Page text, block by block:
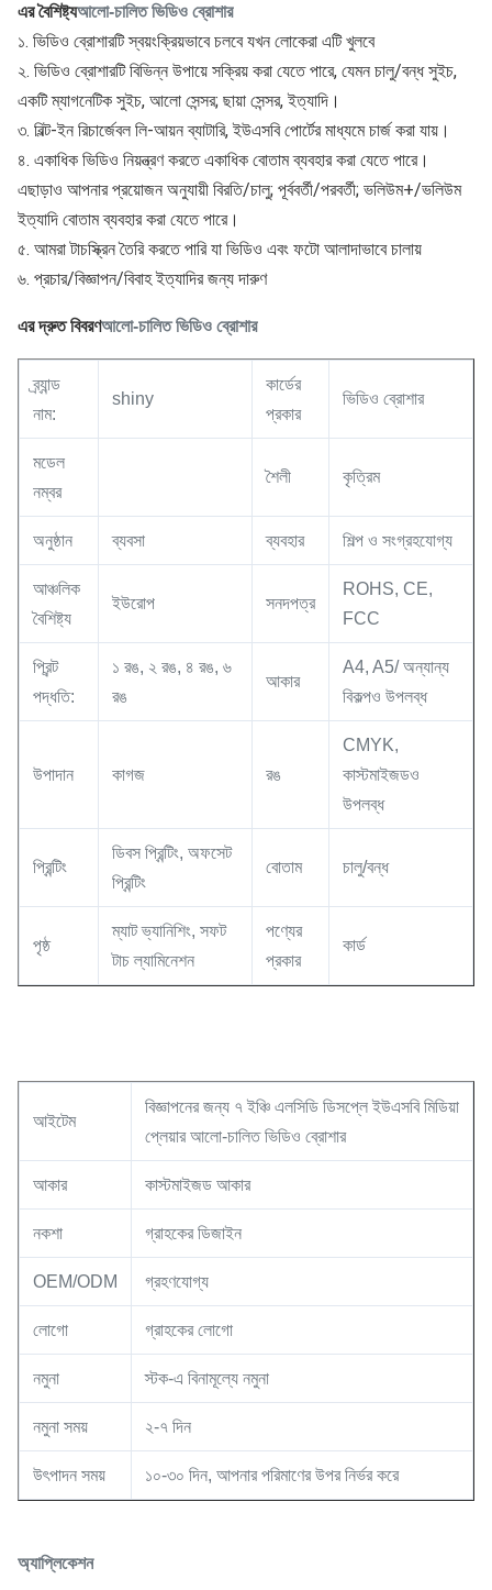
এর বৈশিষ্ট্যআলো-চালিত ভিডিও ব্রোশার
১. ভিডিও ব্রোশারটি স্বয়ংক্রিয়ভাবে চলবে যখন লোকেরা এটি খুলবে
২. ভিডিও ব্রোশারটি বিভিন্ন উপায়ে সক্রিয় করা যেতে পারে, যেমন চালু/বন্ধ সুইচ,
একটি ম্যাগনেটিক সুইচ, আলো সেন্সর; ছায়া সেন্সর, ইত্যাদি।
৩. বিল্ট-ইন রিচার্জেবল লি-আয়ন ব্যাটারি, ইউএসবি পোর্টের মাধ্যমে চার্জ করা যায়।
৪. একাধিক ভিডিও নিয়ন্ত্রণ করতে একাধিক বোতাম ব্যবহার করা যেতে পারে।
এছাড়াও আপনার প্রয়োজন অনুযায়ী বিরতি/চালু; পূর্ববর্তী/পরবর্তী; ভলিউম+/ভলিউম
ইত্যাদি বোতাম ব্যবহার করা যেতে পারে।
৫. আমরা টাচস্ক্রিন তৈরি করতে পারি যা ভিডিও এবং ফটো আলাদাভাবে চালায়
৬. প্রচার/বিজ্ঞাপন/বিবাহ ইত্যাদির জন্য দারুণ
এর দ্রুত বিবরণআলো-চালিত ভিডিও ব্রোশার
ব্র্যান্ড
নাম:
shiny
কার্ডের
প্রকার
ভিডিও ব্রোশার
মডেল
নম্বর
শৈলী কৃত্রিম
অনুষ্ঠান ব্যবসা ব্যবহার শিল্প ও সংগ্রহযোগ্য
আঞ্চলিক
বৈশিষ্ট্য
ইউরোপ সনদপত্র
ROHS, CE,
FCC
প্রিন্ট
পদ্ধতি:
১ রঙ, ২ রঙ, ৪ রঙ, ৬
রঙ
আকার
A4, A5/ অন্যান্য
বিকল্পও উপলব্ধ
উপাদান কাগজ রঙ
CMYK,
কাস্টমাইজডও
উপলব্ধ
প্রিন্টিং
ডিবস প্রিন্টিং, অফসেট
প্রিন্টিং
বোতাম চালু/বন্ধ
পৃষ্ঠ
ম্যাট ভ্যানিশিং, সফট
টাচ ল্যামিনেশন
পণ্যের
প্রকার
কার্ড
আইটেম
বিজ্ঞাপনের জন্য ৭ ইঞ্চি এলসিডি ডিসপ্লে ইউএসবি মিডিয়া
প্লেয়ার আলো-চালিত ভিডিও ব্রোশার
আকার কাস্টমাইজড আকার
নকশা গ্রাহকের ডিজাইন
OEM/ODM গ্রহণযোগ্য
লোগো গ্রাহকের লোগো
নমুনা স্টক-এ বিনামূল্যে নমুনা
নমুনা সময় ২-৭ দিন
উৎপাদন সময় ১০-৩০ দিন, আপনার পরিমাণের উপর নির্ভর করে
অ্যাপ্লিকেশন